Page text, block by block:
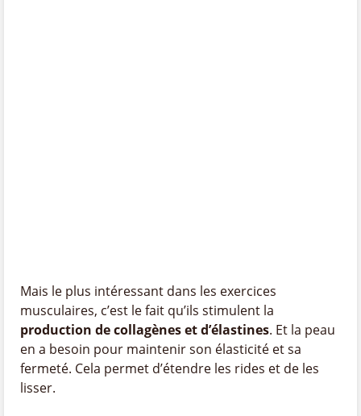
Mais le plus intéressant dans les exercices
musculaires, c’est le fait qu’ils stimulent la
production de collagènes et d’élastines. Et la peau
en a besoin pour maintenir son élasticité et sa
fermeté. Cela permet d’étendre les rides et de les
lisser.